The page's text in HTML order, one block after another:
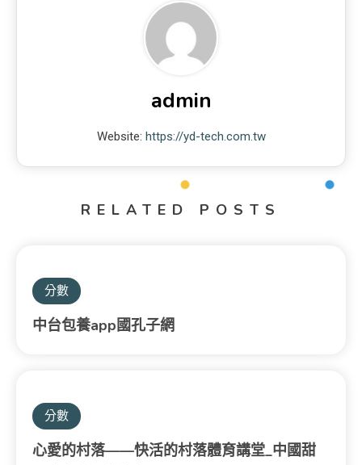
admin
Website: https://yd-tech.com.tw
RELATED POSTS
分數
中台包養app國孔子網
分數
心愛的村落——快活的村落體育講堂_中國甜